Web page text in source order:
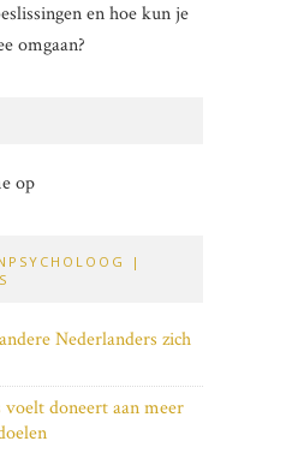
en hoe kun je
omgaan?
op
|
Nederlanders zich
doneert aan meer